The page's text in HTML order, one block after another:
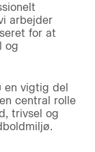
arbejder
for at
og
vigtig del
central rolle
trivsel og